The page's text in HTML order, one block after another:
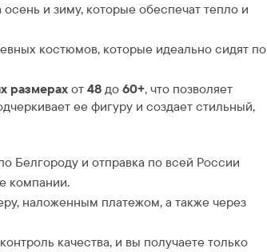
и зиму, которые обеспечат тепло и
костюмов, которые идеально сидят по
размерахот48до60+, что позволяет
ее фигуру и создает стильный,
Белгороду и отправка по всей России
компании.
наложенным платежом, а также через
качества, и вы получаете только